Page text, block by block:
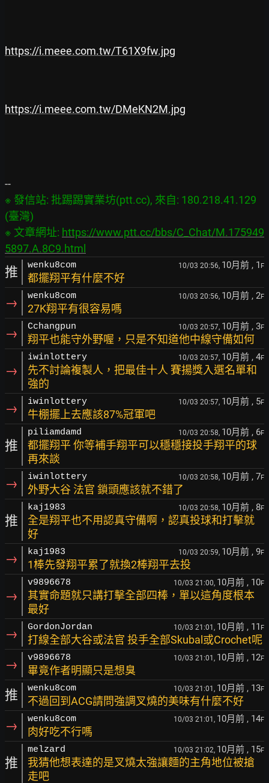
https://i.meee.com.tw/T61X9fw.jpg
https://i.meee.com.tw/DMeKN2M.jpg
※ 發信站: 批踢踢實業坊(ptt.cc), 來自: 180.218.41.129
(臺灣)
※ 文章網址: https://www.ptt.cc/bbs/C_Chat/M.175949
5897.A.8C9.html
推 wenku8com 10/03 20:56, 10月前 , 1 F
都擺翔平有什麼不好
→ wenku8com 10/03 20:56, 10月前 , 2F
27K翔平有很容易嗎
→ Cchangpun 10/03 20:57, 10月前 , 3F
翔平也能守外野喔，只是不知道他中線守備如何
→
iwinlottery 10/03 20:57, 10月前 , 4F
先不討論複製人，把最佳十人 賽揚獎入選名單和
強的
→ iwinlottery 10/03 20:57, 10月前 , 5F
牛棚擺上去應該87%冠軍吧
推
piliamdamd 10/03 20:58, 10月前 , 6F
都擺翔平 你等補手翔平可以穩穩接投手翔平的球
再來談
→ iwinlottery 10/03 20:58, 10月前 , 7F
外野大谷 法官 鎖頭應該就不錯了
推
kaj1983 10/03 20:58, 10月前 , 8F
全是翔平也不用認真守備啊，認真投球和打擊就
好
→ kaj1983 10/03 20:59, 10月前 , 9F
1棒先發翔平累了就換2棒翔平去投
→
v9896678 10/03 21:00, 10月前 , 10F
其實命題就只講打擊全部四棒，單以這角度根本
最好
→ GordonJordan 10/03 21:01, 10月前 , 11 F
打線全部大谷或法官 投手全部Skubal或Crochet呢
→ v9896678 10/03 21:01, 10月前 , 12F
畢竟作者明顯只是想臭
推 wenku8com 10/03 21:01, 10月前 , 13F
不過回到ACG請問強調叉燒的美味有什麼不好
→ wenku8com 10/03 21:01, 10月前 , 14F
肉好吃不行嗎
推
melzard 10/03 21:02, 10月前 , 15F
我猜他想表達的是叉燒太強讓麵的主角地位被搶
走吧